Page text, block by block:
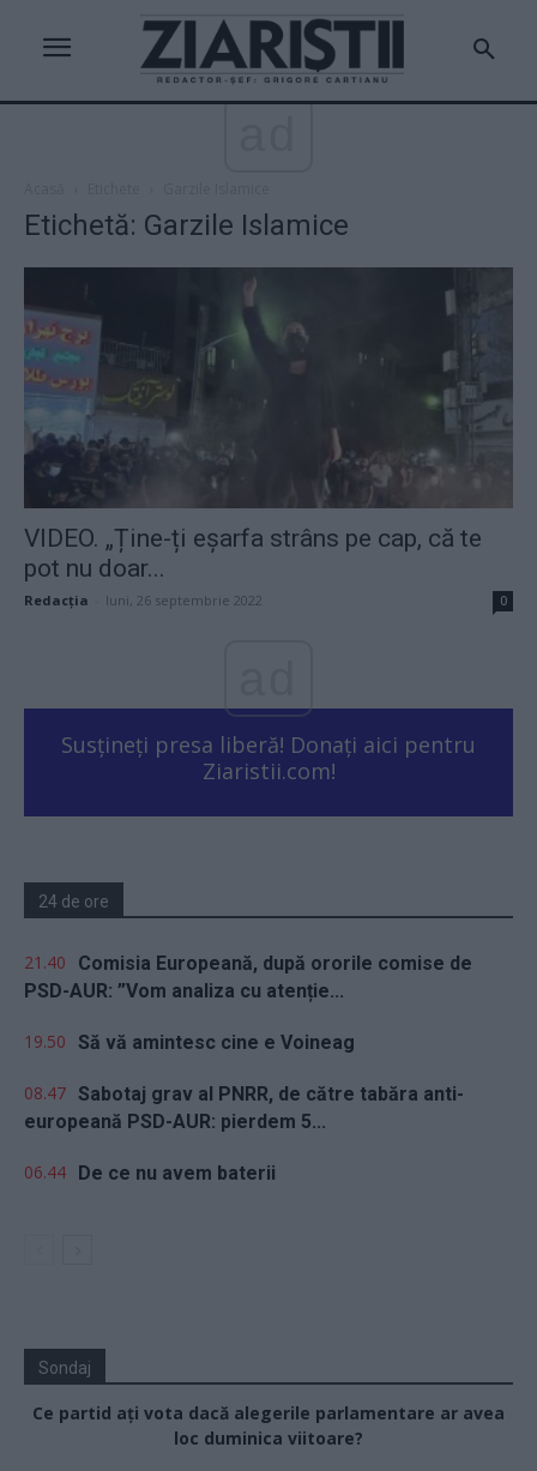
Etichetă: Garzile Islamice
VIDEO. „Ține-ți eșarfa strâns pe cap, că te
pot nu doar...
Redacţia luni, 26 septembrie 2022 0
Susțineți presa liberă! Donați aici pentru
Ziaristii.com!
24 de ore
21.40
Comisia Europeană, după ororile comise de
PSD-AUR: ”Vom analiza cu atenție...
19.50 Să vă amintesc cine e Voineag
08.47 Sabotaj grav al PNRR, de către tabăra anti-
europeană PSD-AUR: pierdem 5...
06.44 De ce nu avem baterii
Sondaj
Ce partid ați vota dacă alegerile parlamentare ar avea
loc duminica viitoare?